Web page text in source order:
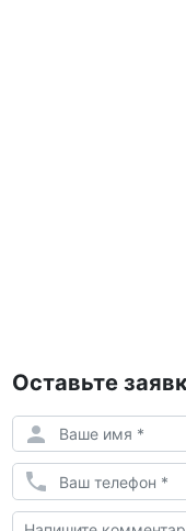
Оставьте